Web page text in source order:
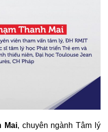
Mai, chuyên ngành Tâm lý